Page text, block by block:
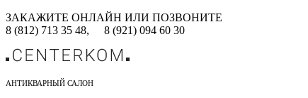
ЗАКАЖИТЕ ОНЛАЙН ИЛИ ПОЗВОНИТЕ
8 (812) 713 35 48,
8 (921) 094 60 30
АНТИКВАРНЫЙ САЛОН